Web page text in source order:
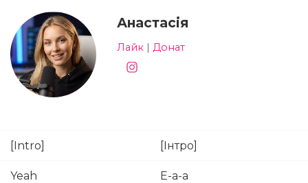
Анастасія
Лайк | Донат
[Intro] [Інтро]
Yeah Е-а-а